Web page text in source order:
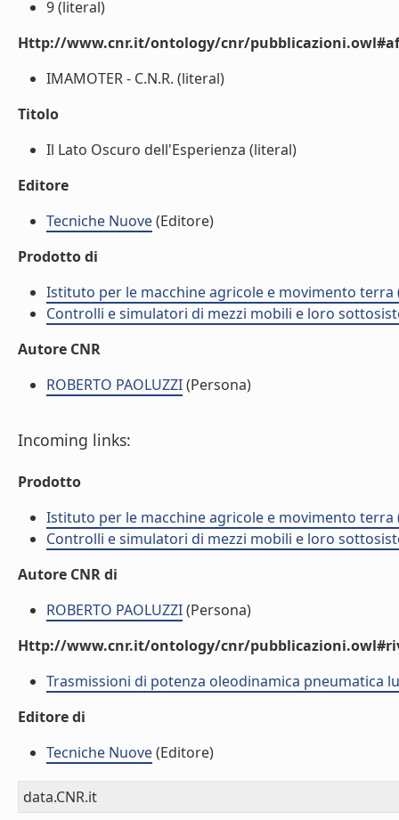
9 (literal)
Http://www.cnr.it/ontology/cnr/
IMAMOTER - C.N.R. (literal)
Titolo
Il Lato Oscuro dell'Esperienza (literal)
Editore
Tecniche Nuove(Editore)
Prodotto di
Istituto per le macchine agricole e movimento terra
Controlli e simulatori di mezzi mobili e loro
Autore CNR
ROBERTO PAOLUZZI(Persona)
Incoming links:
Prodotto
Istituto per le macchine agricole e movimento terra
Controlli e simulatori di mezzi mobili e loro
Autore CNR di
ROBERTO PAOLUZZI(Persona)
Http://www.cnr.it/ontology/cnr/
Trasmissioni di potenza oleodinamica pneumatica
Editore di
Tecniche Nuove(Editore)
data.CNR.it